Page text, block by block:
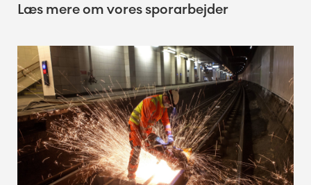
Læs mere om vores sporarbejder